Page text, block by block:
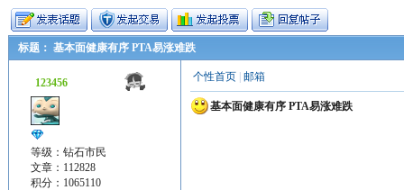
标题： 基本面健康有序 PTA易涨难跌
123456
等级：钻石市民
文章：112828
积分：1065110
个性首页| 邮箱
基本面健康有序 PTA易涨难跌